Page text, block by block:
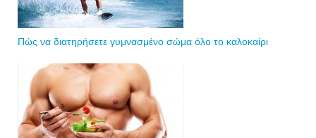
Πώς να διατηρήσετε γυμνασμένο σώμα όλο το καλοκαίρι